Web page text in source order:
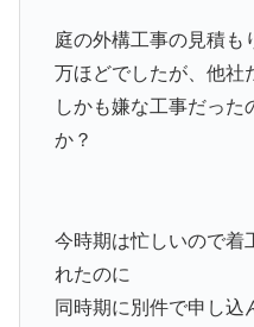
庭の外構工事の見積も
万ほどでしたが、他社
しかも嫌な工事だった
か？
今時期は忙しいので着
れたのに
同時期に別件で申し込